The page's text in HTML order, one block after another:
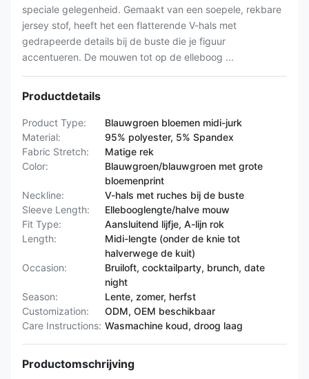
speciale gelegenheid. Gemaakt van een soepele, rekbare
jersey stof, heeft het een flatterende V-hals met
gedrapeerde details bij de buste die je figuur
accentueren. De mouwen tot op de elleboog ...
Productdetails
Product Type:
Blauwgroen bloemen midi-jurk
Material:
95% polyester, 5% Spandex
Fabric Stretch:
Matige rek
Color:
Blauwgroen/blauwgroen met grote
bloemenprint
Neckline:
V-hals met ruches bij de buste
Sleeve Length:
Ellebooglengte/halve mouw
Fit Type:
Aansluitend lijfje, A-lijn rok
Length:
Midi-lengte (onder de knie tot
halverwege de kuit)
Occasion:
Bruiloft, cocktailparty, brunch, date
night
Season:
Lente, zomer, herfst
Customization:
ODM, OEM beschikbaar
Care Instructions: Wasmachine koud, droog laag
Productomschrijving